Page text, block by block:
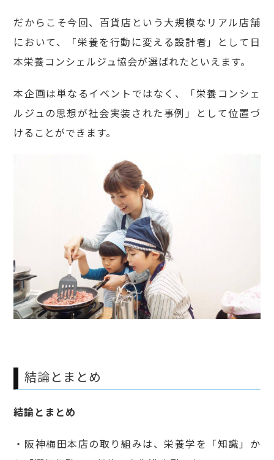
だからこそ今回、百貨店という大規模なリアル店舗
において、「栄養を行動に変える設計者」として日
本栄養コンシェルジュ協会が選ばれたといえます。
本企画は単なるイベントではなく、「栄養コンシェ
ルジュの思想が社会実装された事例」として位置づ
けることができます。
結論とまとめ
結論とまとめ
・阪神梅田本店の取り組みは、栄養学を「知識」か